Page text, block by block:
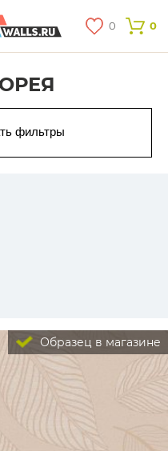
0 0
фильтры
Образец в магазине